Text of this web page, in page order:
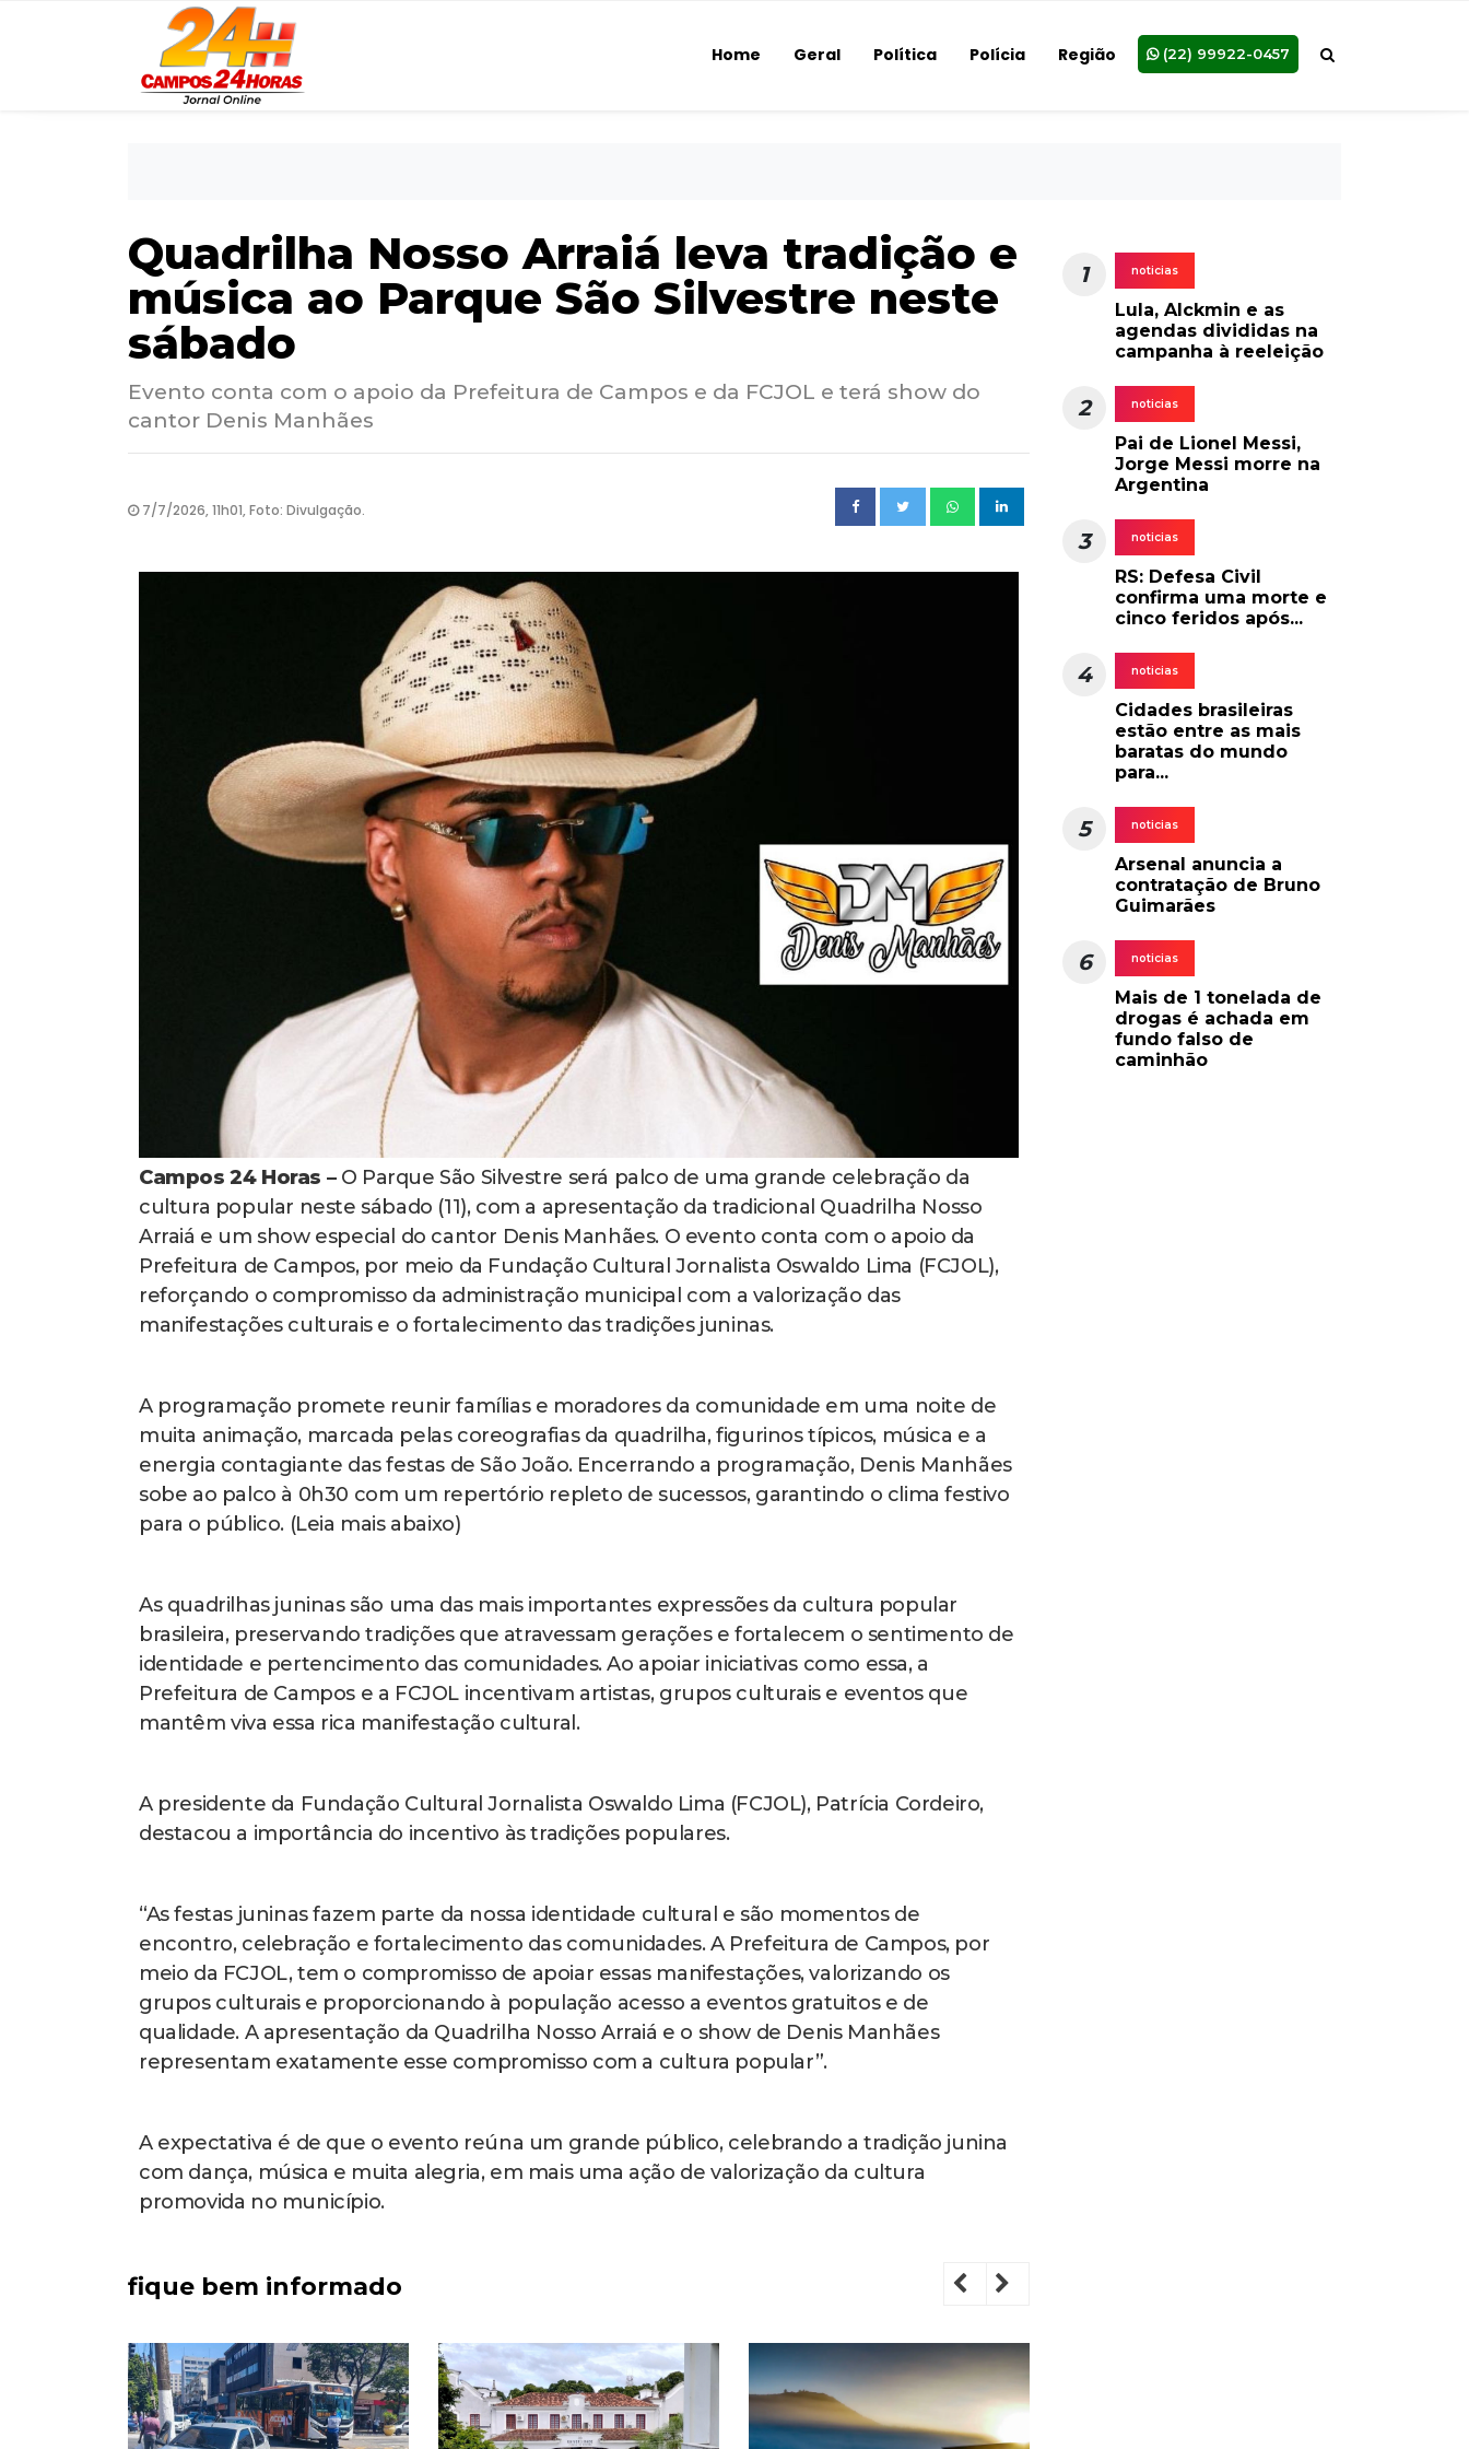
Home Geral Política Polícia Região (22) 99922-0457
Quadrilha Nosso Arraiá leva tradição e
música ao Parque São Silvestre neste
sábado
Evento conta com o apoio da Prefeitura de Campos e da FCJOL e terá show do
cantor Denis Manhães
7/7/2026, 11h01, Foto: Divulgação.
Campos 24 Horas –O Parque São Silvestre será palco de uma grande celebração da
cultura popular neste sábado (11), com a apresentação da tradicional Quadrilha Nosso
Arraiá e um show especial do cantor Denis Manhães. O evento conta com o apoio da
Prefeitura de Campos, por meio da Fundação Cultural Jornalista Oswaldo Lima (FCJOL),
reforçando o compromisso da administração municipal com a valorização das
manifestações culturais e o fortalecimento das tradições juninas.
A programação promete reunir famílias e moradores da comunidade em uma noite de
muita animação, marcada pelas coreografias da quadrilha, figurinos típicos, música e a
energia contagiante das festas de São João. Encerrando a programação, Denis Manhães
sobe ao palco à 0h30 com um repertório repleto de sucessos, garantindo o clima festivo
para o público. (Leia mais abaixo)
As quadrilhas juninas são uma das mais importantes expressões da cultura popular
brasileira, preservando tradições que atravessam gerações e fortalecem o sentimento de
identidade e pertencimento das comunidades. Ao apoiar iniciativas como essa, a
Prefeitura de Campos e a FCJOL incentivam artistas, grupos culturais e eventos que
mantêm viva essa rica manifestação cultural.
A presidente da Fundação Cultural Jornalista Oswaldo Lima (FCJOL), Patrícia Cordeiro,
destacou a importância do incentivo às tradições populares.
“As festas juninas fazem parte da nossa identidade cultural e são momentos de
encontro, celebração e fortalecimento das comunidades. A Prefeitura de Campos, por
meio da FCJOL, tem o compromisso de apoiar essas manifestações, valorizando os
grupos culturais e proporcionando à população acesso a eventos gratuitos e de
qualidade. A apresentação da Quadrilha Nosso Arraiá e o show de Denis Manhães
representam exatamente esse compromisso com a cultura popular”.
A expectativa é de que o evento reúna um grande público, celebrando a tradição junina
com dança, música e muita alegria, em mais uma ação de valorização da cultura
promovida no município.
fique bem informado Previous
1 noticias
Lula, Alckmin e as
agendas divididas na
campanha à reeleição
2 noticias
Pai de Lionel Messi,
Jorge Messi morre na
Argentina
3 noticias
RS: Defesa Civil
confirma uma morte e
cinco feridos após...
4 noticias
Cidades brasileiras
estão entre as mais
baratas do mundo
para...
5 noticias
Arsenal anuncia a
contratação de Bruno
Guimarães
6 noticias
Mais de 1 tonelada de
drogas é achada em
fundo falso de
caminhão